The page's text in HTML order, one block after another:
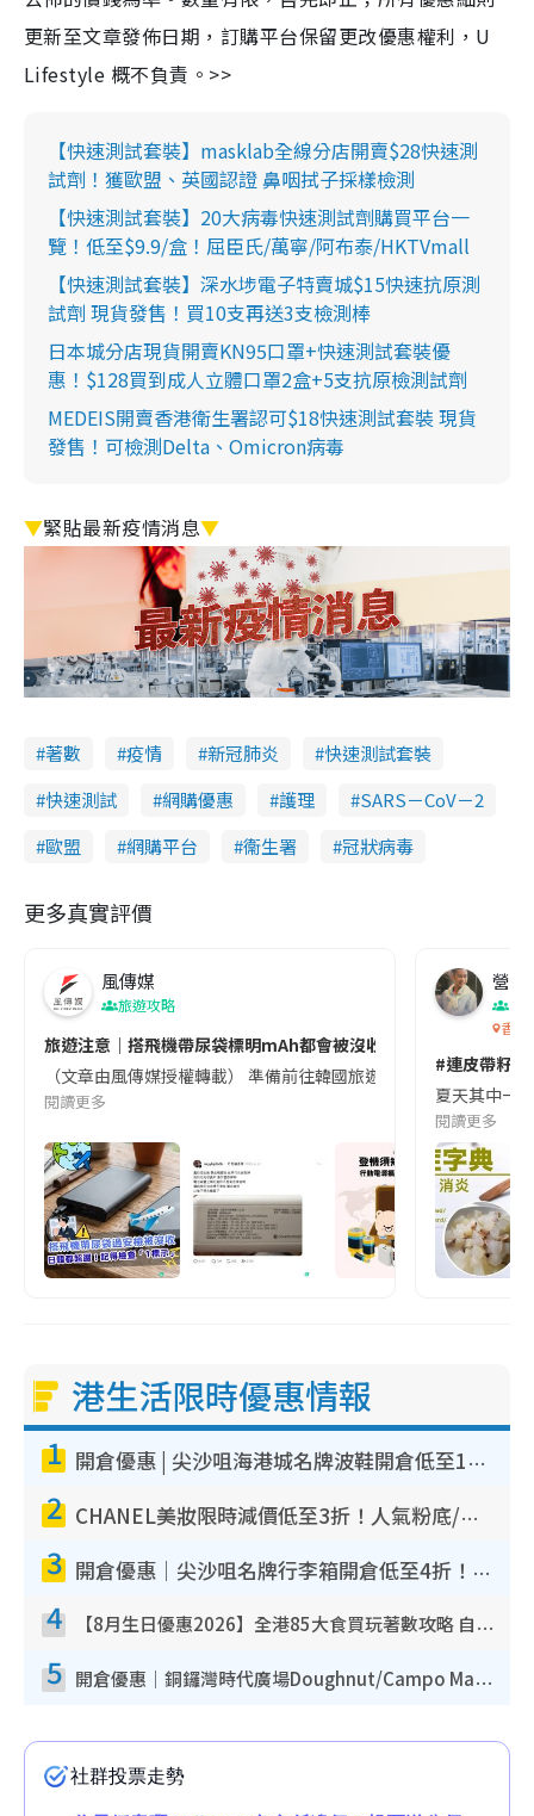
更新至文章發佈日期，訂購平台保留更改優惠權利，U
Lifestyle 概不負責。>>
【快速測試套裝】masklab全線分店開賣$28快速測
試劑！獲歐盟、英國認證 鼻咽拭子採樣檢測
【快速測試套裝】20大病毒快速測試劑購買平台一
覽！低至$9.9/盒！屈臣氏/萬寧/阿布泰/HKTVmall
【快速測試套裝】深水埗電子特賣城$15快速抗原測
試劑 現貨發售！買10支再送3支檢測棒
日本城分店現貨開賣KN95口罩+快速測試套裝優
惠！$128買到成人立體口罩2盒+5支抗原檢測試劑
MEDEIS開賣香港衛生署認可$18快速測試套裝 現貨
發售！可檢測Delta、Omicron病毒
▼緊貼最新疫情消息▼
著數 疫情 新冠肺炎
快速測試套裝
快速測試
網購優惠 護理
SARS－CoV－2
歐盟
網購平台 衞生署 冠狀病毒
更多真實評價
風傳媒
旅遊攻略
旅遊注意｜搭飛機帶尿袋標明mAh都會被沒收😱出發前切記檢查
（文章由風傳媒授權轉載） 準備前往韓國旅遊的民眾，近期要
閱讀更多
營養
香港
#連皮帶籽
夏天其中一
閱讀更多
港生活限時優惠情報
1 開倉優惠 | 尖沙咀海港城名牌波鞋開倉低至1折！On鞋$899起／Joy&Peace鞋履$98起
2 CHANEL美妝限時減價低至3折！人氣粉底/唇膏/精華液低至$275！COCO香水都有平
3 開倉優惠｜尖沙咀名牌行李箱開倉低至4折！一連5日 American Tourister/ace./Hallmark $200起！
4 【8月生日優惠2026】全港85大食買玩著數攻略 自助餐/火鍋放題同行免費＋誠品/DONKI送現金券
5 開倉優惠｜銅鑼灣時代廣場Doughnut/Campo Marzio開倉低至1折！背囊、書包、手袋劈價$200起